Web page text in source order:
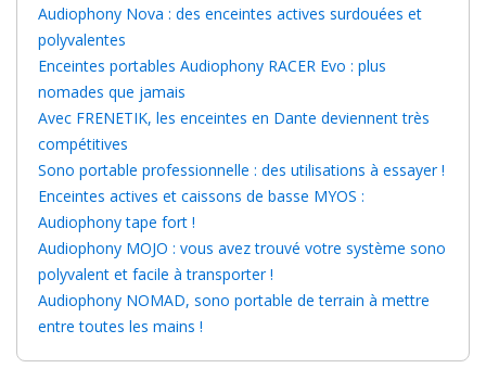
Audiophony Nova : des enceintes actives surdouées et
polyvalentes
Enceintes portables Audiophony RACER Evo : plus
nomades que jamais
Avec FRENETIK, les enceintes en Dante deviennent très
compétitives
Sono portable professionnelle : des utilisations à essayer !
Enceintes actives et caissons de basse MYOS :
Audiophony tape fort !
Audiophony MOJO : vous avez trouvé votre système sono
polyvalent et facile à transporter !
Audiophony NOMAD, sono portable de terrain à mettre
entre toutes les mains !